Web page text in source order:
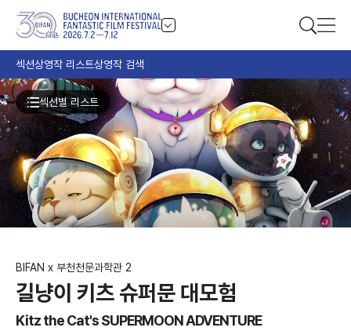
섹션상영작 리스트상영작 검색
BIFAN x 부천천문과학관 2
길냥이 키츠 슈퍼문 대모험
Kitz the Cat's SUPERMOON ADVENTURE
섹션별 리스트